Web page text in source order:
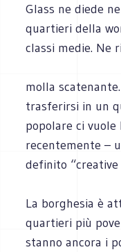
Glass ne diede
quartieri della
classi medie. Ne
molla
trasferirsi in un
popolare ci
recentemente –
definito “creative
La borghesia è
quartieri più
stanno ancora i